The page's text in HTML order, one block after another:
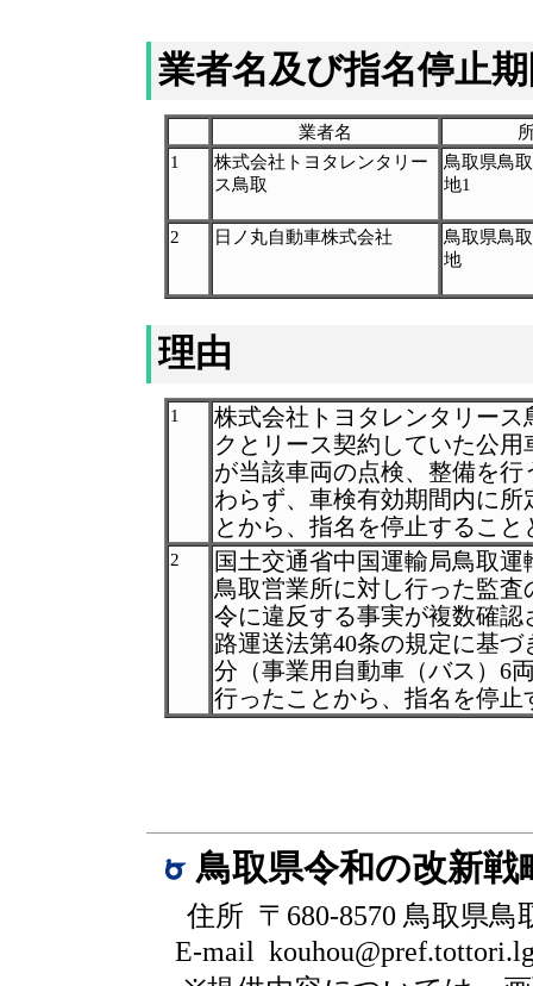
業者名及び指名停止
業者名
1
株式会社トヨタレンタリー
ス鳥取
鳥取県鳥
地1
2 日ノ丸自動車株式会社
鳥取県鳥
地
理由
1
株式会社トヨタレンタリー
クとリース契約していた公
が当該車両の点検、整備を
わらず、車検有効期間内に
とから、指名を停止すること
2
国土交通省中国運輸局鳥取
鳥取営業所に対し行った監
令に違反する事実が複数確
路運送法第40条の規定に基
分（事業用自動車（バス）6
行ったことから、指名を停止
鳥取県令和の改新
住所 〒680-8570 鳥取県鳥
E-mail